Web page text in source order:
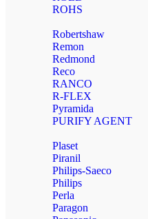
ROHS
Robertshaw
Remon
Redmond
Reco
RANCO
R-FLEX
Pyramida
PURIFY AGENT
Plaset
Piranil
Philips-Saeco
Philips
Perla
Paragon